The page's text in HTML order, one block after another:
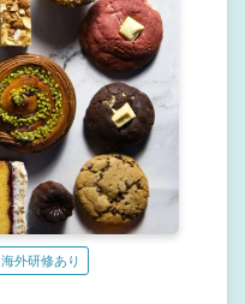
海外研修あり